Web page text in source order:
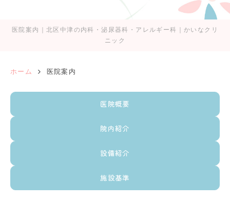
医院案内｜北区中津の内科・泌尿器科・アレルギー科｜かいなクリ
ニック
ホーム 医院案内
医院概要
院内紹介
設備紹介
施設基準